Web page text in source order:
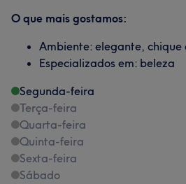
O que mais gostamos:
Ambiente: elegante, chique
Especializados em: beleza
Segunda-feira
Terça-feira
Quarta-feira
Quinta-feira
Sexta-feira
Sábado